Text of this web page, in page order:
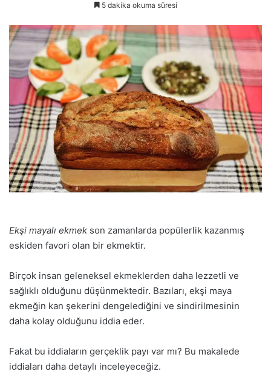
5 dakika okuma süresi
Ekşi mayalı ekmek son zamanlarda popülerlik kazanmış
eskiden favori olan bir ekmektir.
Birçok insan geleneksel ekmeklerden daha lezzetli ve
sağlıklı olduğunu düşünmektedir. Bazıları, ekşi maya
ekmeğin kan şekerini dengelediğini ve sindirilmesinin
daha kolay olduğunu iddia eder.
Fakat bu iddiaların gerçeklik payı var mı? Bu makalede
iddiaları daha detaylı inceleyeceğiz.